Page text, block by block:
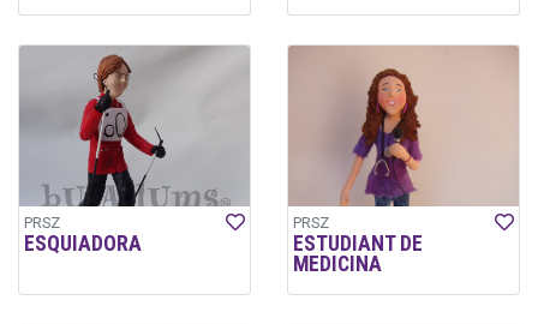
PRSZ
ESQUIADORA
PRSZ
ESTUDIANT DE
MEDICINA